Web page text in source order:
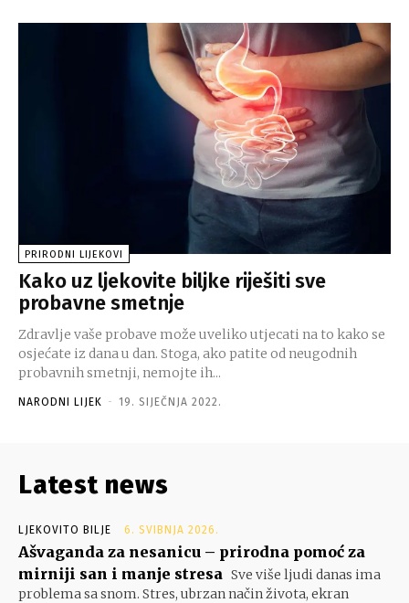
PRIRODNI LIJEKOVI
Kako uz ljekovite biljke riješiti sve
probavne smetnje
Zdravlje vaše probave može uveliko utjecati na to kako se
osjećate iz dana u dan. Stoga, ako patite od neugodnih
probavnih smetnji, nemojte ih...
NARODNI LIJEK - 19. SIJEČNJA 2022.
Latest news
LJEKOVITO BILJE 6. SVIBNJA 2026.
Ašvaganda za nesanicu – prirodna pomoć za
mirniji san i manje stresa Sve više ljudi danas ima
problema sa snom. Stres, ubrzan način života, ekran